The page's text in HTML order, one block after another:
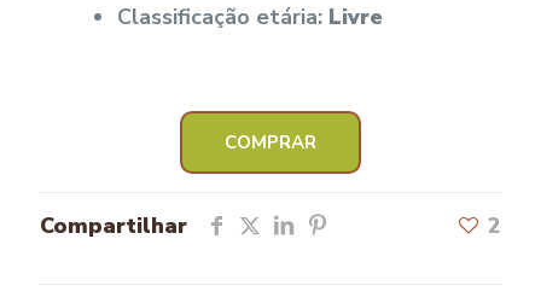
Classificação etária:Livre
COMPRAR
Compartilhar 2